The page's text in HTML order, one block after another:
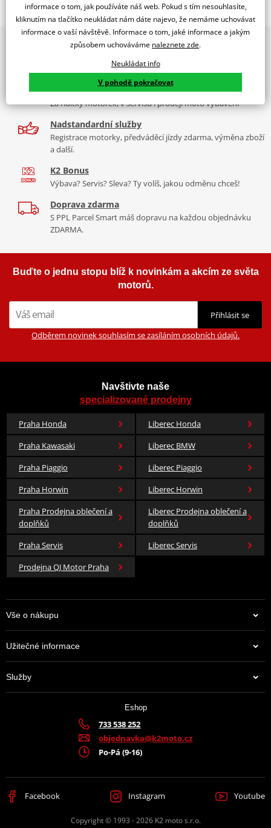
WINDSHIELD MOD. RAFALE KAWASAKI ER6N 12' C/BLUE
Tabulka velikostí
Co když mi to nebude
PDF Aerodynamic test
Mounting tips
PUIG byl založen v roce 1964 ve Španělsku. Vyrábí se ve městě
Granollers poblíž Barcelony na ploše 8 000 m² v objektu, který se
dělí na 3 části: komerční, odlitkovou a kovových součástek. Již 40
let se účastní nejslavnějších závodů motocyklů po celém světě. V
naší nabídce naleznete doplňky a příslušenství například: plexi,
padací protektory a mnoho dalšího.
Zobrazit všechny produktyznačky PUIG
2x multibrand showroom
díly, to vše v Praze a Liberci
Více než 30 let zkušeností
Za řídítky motorek, v servisu i prodeji moto vybavení
Nadstandardní služby
Registrace motorky, předváděcí jízdy zdarma, výměna zboží
a další.
K2 Bonus
Výbava? Servis? Sleva? Ty volíš, jakou odměnu chceš!
Doprava zdarma
S PPL Parcel Smart máš dopravu na každou objednávku
ZDARMA.
Buďte o jednu stopu blíž k novinkám a akcím ze světa
motorů.
Přihlásit se
Odběrem novinek souhlasím se zasíláním osobních údajů.
Navštivte naše
specializované prodejny
Praha Honda
Liberec Honda
Praha Kawasaki
Liberec BMW
Praha Piaggio
Liberec Piaggio
Praha Horwin
Liberec Horwin
Praha Prodejna oblečení a
doplňků
Liberec Prodejna oblečení a
doplňků
Praha Servis
Liberec Servis
Prodejna QJ Motor Praha
Vše o nákupu
Užitečné informace
Služby
Eshop
733 538 252
objednavka@k2moto.cz
Po-Pá (9-16)
Facebook Instagram Youtube
Copyright © 1993 - 2026 K2 moto s.r.o.
informace o tom, jak používáte náš web. Pokud s tím nesouhlasíte,
kliknutím na tlačítko neukládat nám dáte najevo, že nemáme uchovávat
informace o vaší návštěvě. Informace o tom, jaké informace a jakým
způsobem uchováváme naleznete zde.
Neukládat info
V pohodě pokračovat